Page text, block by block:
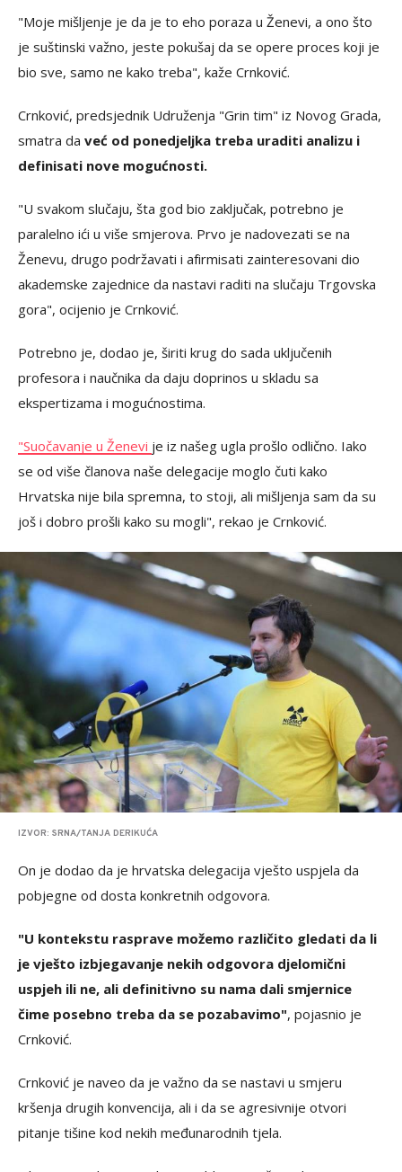
"Moje mišljenje je da je to eho poraza u Ženevi, a ono što
je suštinski važno, jeste pokušaj da se opere proces koji je
bio sve, samo ne kako treba", kaže Crnković.
Crnković, predsjednik Udruženja "Grin tim" iz Novog Grada,
smatra da već od ponedjeljka treba uraditi analizu i
definisati nove mogućnosti.
"U svakom slučaju, šta god bio zaključak, potrebno je
paralelno ići u više smjerova. Prvo je nadovezati se na
Ženevu, drugo podržavati i afirmisati zainteresovani dio
akademske zajednice da nastavi raditi na slučaju Trgovska
gora", ocijenio je Crnković.
Potrebno je, dodao je, širiti krug do sada uključenih
profesora i naučnika da daju doprinos u skladu sa
ekspertizama i mogućnostima.
"Suočavanje u Ženevi je iz našeg ugla prošlo odlično. Iako
se od više članova naše delegacije moglo čuti kako
Hrvatska nije bila spremna, to stoji, ali mišljenja sam da su
još i dobro prošli kako su mogli", rekao je Crnković.
IZVOR: SRNA/TANJA DERIKUĆA
On je dodao da je hrvatska delegacija vješto uspjela da
pobjegne od dosta konkretnih odgovora.
"U kontekstu rasprave možemo različito gledati da li
je vješto izbjegavanje nekih odgovora djelomični
uspjeh ili ne, ali definitivno su nama dali smjernice
čime posebno treba da se pozabavimo", pojasnio je
Crnković.
Crnković je naveo da je važno da se nastavi u smjeru
kršenja drugih konvencija, ali i da se agresivnije otvori
pitanje tišine kod nekih međunarodnih tjela.